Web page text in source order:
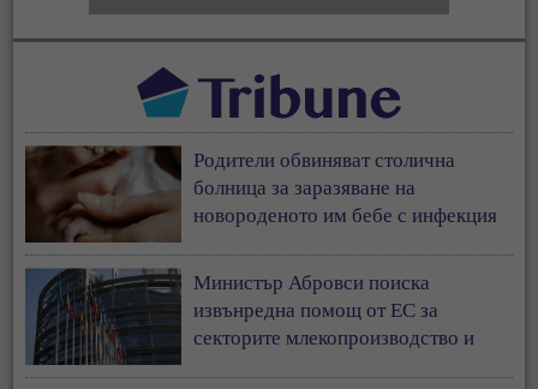
Родители обвиняват столична
болница за заразяване на
новороденото им бебе с инфекция
Министър Абровси поиска
извънредна помощ от ЕС за
секторите млекопроизводство и